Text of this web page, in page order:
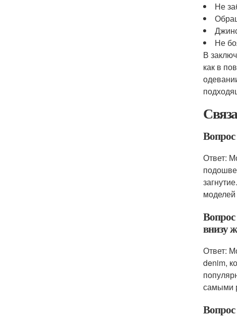
Не
Не
В
как в
Ответ:
Вопрос
внизу
Ответ:
denim,
самыми